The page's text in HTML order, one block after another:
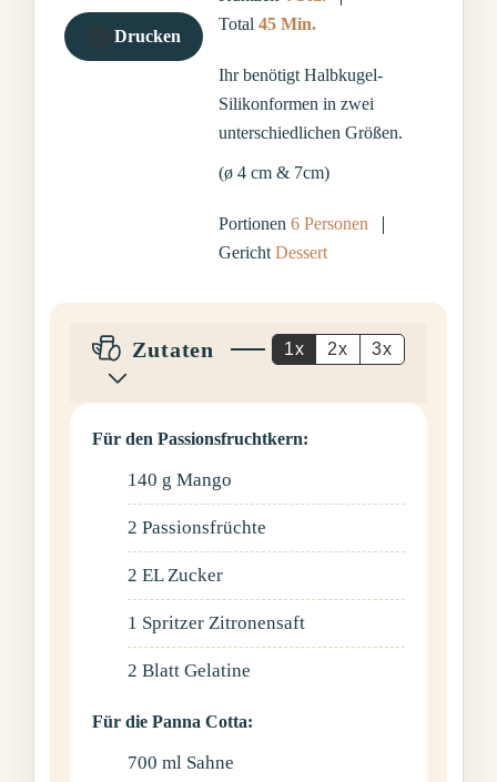
Drucken
Total45Minuten
Min.
Ihr benötigt Halbkugel-
Silikonformen in zwei
unterschiedlichen Größen.
(ø 4 cm & 7cm)
Portionen6 Personen
GerichtDessert
Zutaten 1x 2x 3x
Für den Passionsfruchtkern:
140 g Mango
2 Passionsfrüchte
2 EL Zucker
1 Spritzer Zitronensaft
2 Blatt Gelatine
Für die Panna Cotta:
700 ml Sahne